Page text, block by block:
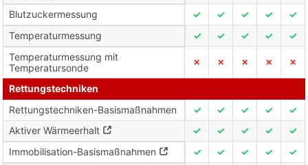
Blutzuckermessung ✓ ✓ ✓ ✓
✓
Temperaturmessung
✓ ✓ ✓ ✓
✓
Temperaturmessung mit
Temperatursonde
✗ ✗ ✗ ✗ ✗
Rettungstechniken
Rettungstechniken-Basismaßnahmen
✓ ✓ ✓ ✓
✓
Aktiver Wärmeerhalt
✓ ✓ ✓ ✓
✓
Immobilisation-Basismaßnahmen
✓ ✓ ✓ ✓
✓